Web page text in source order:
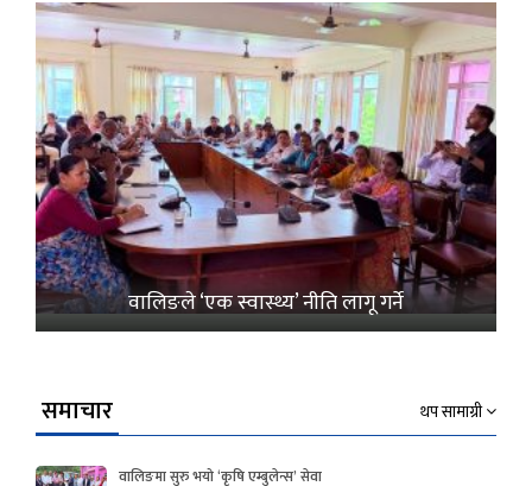
वालिङले ‘एक स्वास्थ्य’ नीति लागू गर्ने
समाचार थप सामाग्री
वालिङमा सुरु भयो ‘कृषि एम्बुलेन्स’ सेवा